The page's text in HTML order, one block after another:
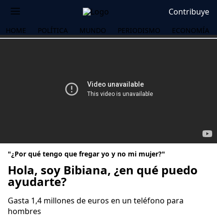
Contribuye
HOME POLÍTICA MUNDO PERIODISMO ECONOMÍA
"¿Por qué tengo que fregar yo y no mi mujer?"
Hola, soy Bibiana, ¿en qué puedo
ayudarte?
Gasta 1,4 millones de euros en un teléfono para
hombres